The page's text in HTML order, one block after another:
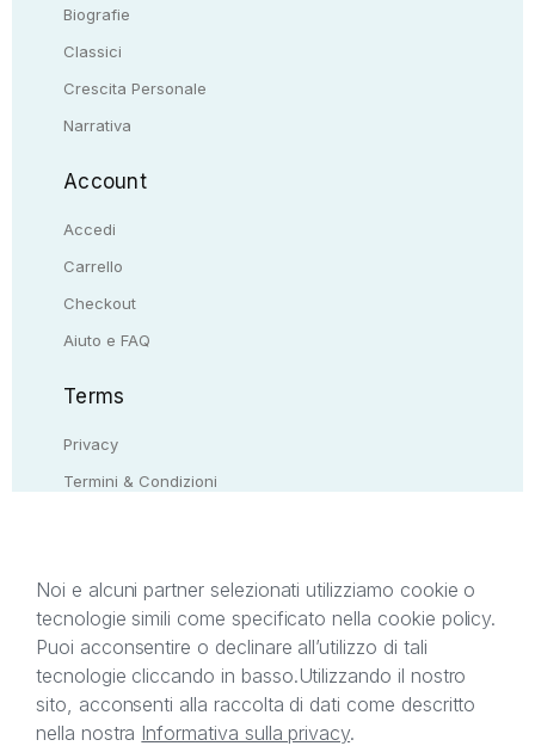
Biografie
Classici
Crescita Personale
Narrativa
Account
Accedi
Carrello
Checkout
Aiuto e FAQ
Terms
Privacy
Termini & Condizioni
Il presente sito web è di proprietà di StreetLib S.r.l.
titolare di tutti i diritti di proprietà intellettuale
afferenti ai marchi, loghi e segni distintivi presenti
sul sito web. Si invita l’utente a prendere visione
Noi e alcuni partner selezionati utilizziamo cookie o
tecnologie simili come specificato nella cookie policy.
Puoi acconsentire o declinare all’utilizzo di tali
tecnologie cliccando in basso.Utilizzando il nostro
sito, acconsenti alla raccolta di dati come descritto
nella nostra Informativa sulla privacy.